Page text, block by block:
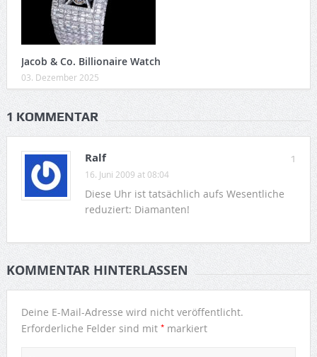
Jacob & Co. Billionaire Watch
03. Dezember 2025
1 KOMMENTAR
1
Ralf
16. Juni 2009 at 08:04
Diese Uhr ist tatsächlich aufs Wesentliche
reduziert: Diamanten!
KOMMENTAR HINTERLASSEN
Deine E-Mail-Adresse wird nicht veröffentlicht.
Erforderliche Felder sind mit *markiert